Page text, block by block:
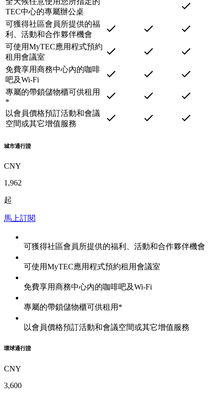
TEC中心的專屬辦公桌
可獲得社區會員所提供的福
利、活動和合作夥伴機會
可使用MyTEC應用程式預約
租用會議室
免費享用商務中心內的咖啡
吧及Wi-Fi
專屬的帶鎖儲物櫃可供租用
*
以會員價格預訂活動和會議
空間或其它增值服務
城市通行證
CNY
1,962
起
馬上訂閱
可獲得社區會員所提供的福利、活動和合作夥伴機會
可使用MyTEC應用程式預約租用會議室
免費享用商務中心內的咖啡吧及Wi-Fi
專屬的帶鎖儲物櫃可供租用*
以會員價格預訂活動和會議空間或其它增值服務
環球通行證
CNY
3,600